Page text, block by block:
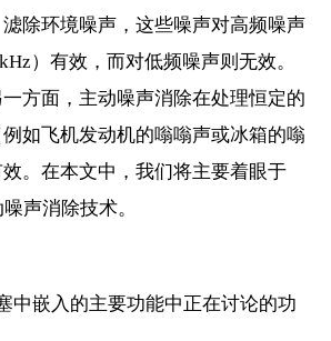
除环境噪声，这些噪声对高频噪声
）有效，而对低频噪声则无效。
方面，主动噪声消除在处理恒定的
如飞机发动机的嗡嗡声或冰箱的嗡
。在本文中，我们将主要着眼于
声消除技术。
中嵌入的主要功能中正在讨论的功